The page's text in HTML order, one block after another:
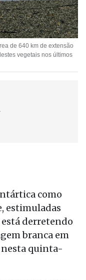
de 640 km de extensão
vegetais nos últimos
como
estimuladas
derretendo
branca em
quinta-